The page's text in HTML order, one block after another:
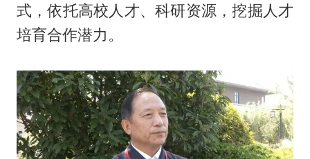
式，依托高校人才、科研资源，挖掘人才
培育合作潜力。